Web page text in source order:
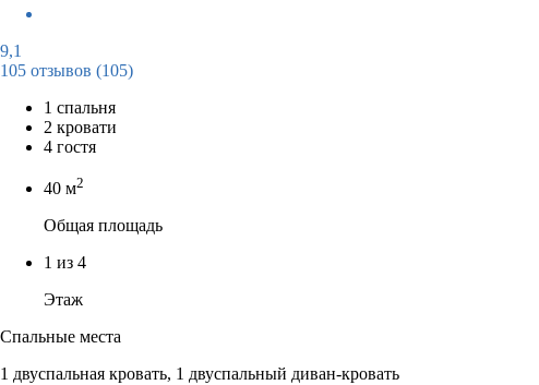
9,1
105 отзывов (105)
1 спальня
2 кровати
4 гостя
40 м2
Общая площадь
1 из 4
Этаж
Спальные места
1 двуспальная кровать, 1 двуспальный диван-кровать